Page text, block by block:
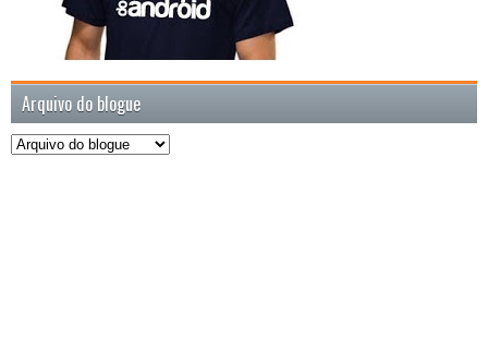
Arquivo do blogue